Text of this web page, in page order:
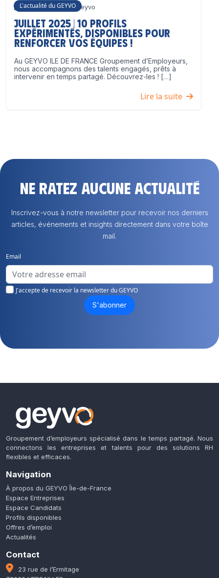
L'actualité du GEYVO
3 juillet 2025 Geyvo
Juillet 2025 | 10 profils
expérimentés, disponibles pour
renforcer vos équipes !
Au GEYVO ILE DE FRANCE Groupement d’Employeurs,
nous accompagnons des talents engagés, prêts à
intervenir en temps partagé. Découvrez-les ! […]
Lire la suite
Ne ratez aucune actualité
Inscrivez-vous à notre newsletter pour recevoir nos derniers
articles, événements et insights directement dans votre boîte
mail.
Email
J'accepte de recevoir la newsletter du GEYVO
S'abonner
Groupement d’employeurs spécialisé dans le temps partagé. Nous
connectons les entreprises et talents pour des solutions RH
flexibles et efficaces.
Navigation
À propos du GEYVO Île-de-France
Espace Entreprises
Espace Candidats
Profils disponibles
Offres d’emploi
Actualités
Contact
23 rue de l’Ermitage